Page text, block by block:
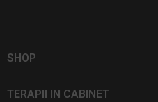
SHOP
TERAPII IN CABINET